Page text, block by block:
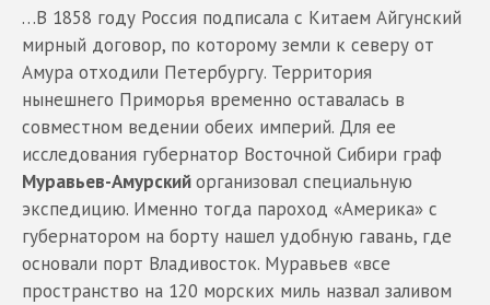
…В 1858 году Россия подписала с Китаем Айгунский
мирный договор, по которому земли к северу от
Амура отходили Петербургу. Территория
нынешнего Приморья временно оставалась в
совместном ведении обеих империй. Для ее
исследования губернатор Восточной Сибири граф
Муравьев-Амурскийорганизовал специальную
экспедицию. Именно тогда пароход «Америка» с
губернатором на борту нашел удобную гавань, где
основали порт Владивосток. Муравьев «все
пространство на 120 морских миль назвал заливом